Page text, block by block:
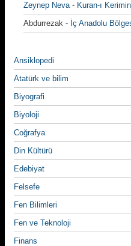
Zeynep Neva- Kuran-ı
Abdurrezak - İç Anadolu
Ansiklopedi
Atatürk ve bilim
Biyografi
Biyoloji
Coğrafya
Din Kültürü
Edebiyat
Felsefe
Fen Bilimleri
Fen ve Teknoloji
Finans